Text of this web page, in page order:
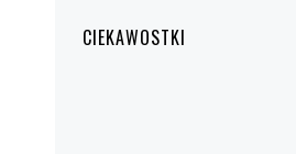
CIEKAWOSTKI